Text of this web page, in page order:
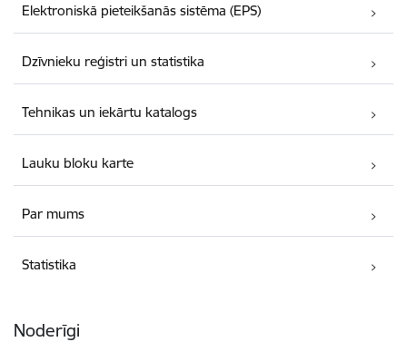
Elektroniskā pieteikšanās sistēma (EPS)
Dzīvnieku reģistri un statistika
Tehnikas un iekārtu katalogs
Lauku bloku karte
Par mums
Statistika
Noderīgi